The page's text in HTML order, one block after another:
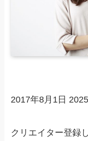
2017年8月1日
クリエイター登録